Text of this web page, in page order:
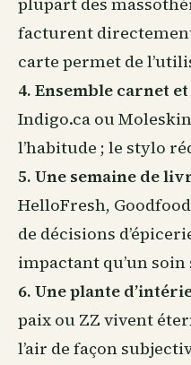
facturent
carte permet de
4. Ensemble carnet
Indigo.ca ou
l’habitude ; le stylo
5. Une semaine de
HelloFresh,
de décisions
impactant qu’un soin
6. Une plante
paix ou ZZ vivent
l’air de façon